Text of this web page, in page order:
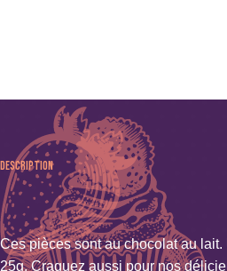
Description
Ces pièces sont au chocolat au
25g. Craquez aussi pour nos